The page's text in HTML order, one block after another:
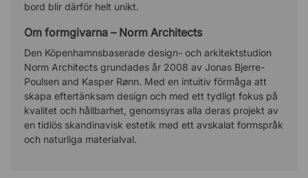
bord blir därför helt unikt.
Om formgivarna – Norm Architects
Den Köpenhamnsbaserade design- och arkitektstudion
Norm Architects grundades år 2008 av Jonas Bjerre-
Poulsen and Kasper Rønn. Med en intuitiv förmåga att
skapa eftertänksam design och med ett tydligt fokus på
kvalitet och hållbarhet, genomsyras alla deras projekt av
en tidlös skandinavisk estetik med ett avskalat formspråk
och naturliga materialval.